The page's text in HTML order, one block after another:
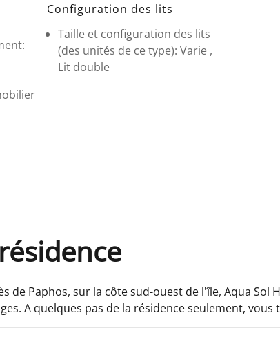
Configuration des lits
Taille et configuration des lits
(des unités de ce type): Varie ,
Lit double
de Paphos, sur la côte sud-ouest de l'île, Aqua
A quelques pas de la résidence seulement,